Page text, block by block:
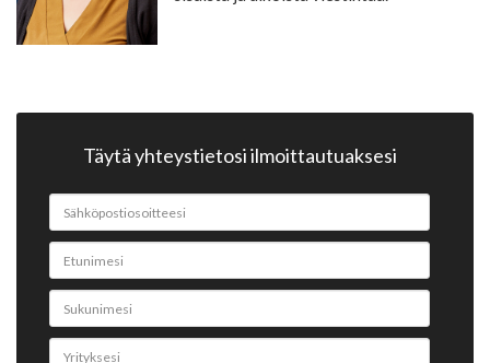
Täytä yhteystietosi ilmoittautuaksesi